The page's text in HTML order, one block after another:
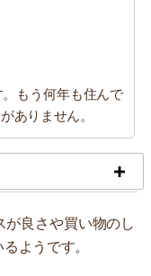
もう何年も住んで
ありません。
が良さや買い物のし
ようです。